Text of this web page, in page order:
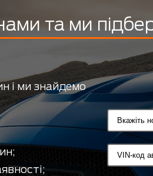
та ми
і ми знайдемо